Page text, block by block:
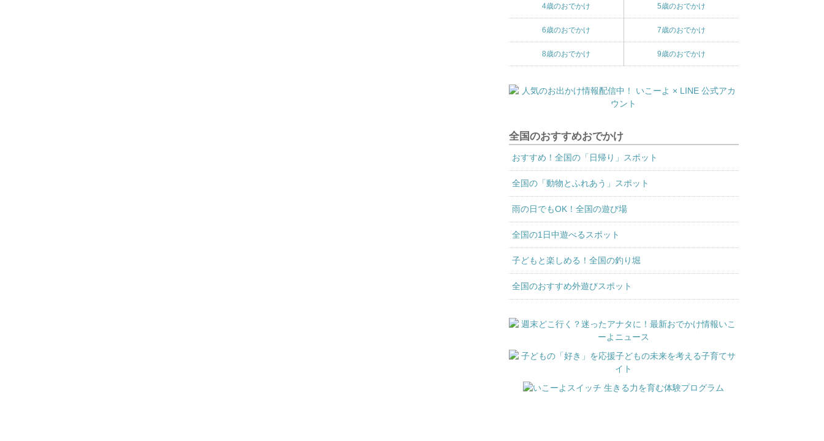
4歳のおでかけ 5歳のおでかけ
6歳のおでかけ 7歳のおでかけ
8歳のおでかけ 9歳のおでかけ
全国のおすすめおでかけ
おすすめ！全国の「日帰り」スポット
全国の「動物とふれあう」スポット
雨の日でもOK！全国の遊び場
全国の1日中遊べるスポット
子どもと楽しめる！全国の釣り堀
全国のおすすめ外遊びスポット